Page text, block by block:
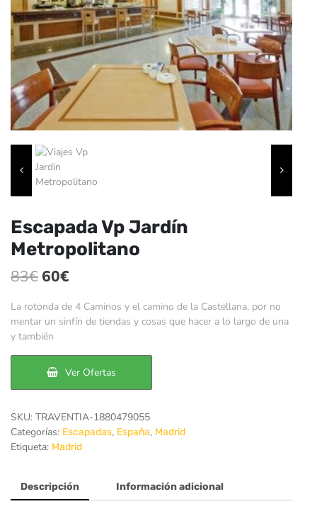
Escapada Vp Jardín
Metropolitano
83€ El
precio
original
era:
83€.
60€
precio
actual
60€.
La rotonda de 4 Caminos y el camino de la Castellana, por no
mentar un sinfín de tiendas y cosas que hacer a lo largo de una
y también
Ver Ofertas
SKU: TRAVENTIA-1880479055
Categorías: Escapadas, España, Madrid
Etiqueta: Madrid
Descripción Información adicional